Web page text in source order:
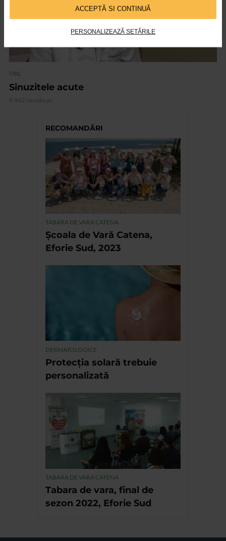
ACCEPTĂ SI CONTINUĂ
PERSONALIZEAZĂ SETĂRILE
ORL
Sinuzitele acute
9.462 vizualizari
RECOMANDĂRI
TABARA DE VARA CATENA
Școala de Vară Catena,
Eforie Sud, 2023
DERMATOLOGICE
Protecția solară trebuie
personalizată
TABARA DE VARA CATENA
Tabara de vara, final de
sezon 2022, Eforie Sud